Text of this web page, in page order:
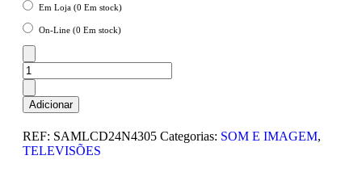
Em Loja (0 Em stock)
On-Line (0 Em stock)
Adicionar
REF: SAMLCD24N4305 Categorias: SOM E IMAGEM,
TELEVISÕES